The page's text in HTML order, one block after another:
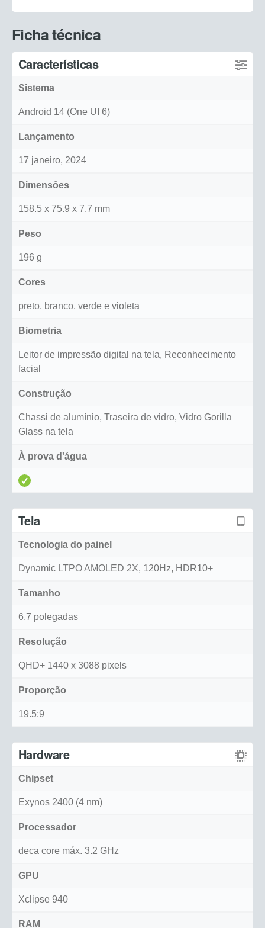
Ficha técnica
Características
Sistema
Android 14 (One UI 6)
Lançamento
17 janeiro, 2024
Dimensões
158.5 x 75.9 x 7.7 mm
Peso
196 g
Cores
preto, branco, verde e violeta
Biometria
Leitor de impressão digital na tela, Reconhecimento
facial
Construção
Chassi de alumínio, Traseira de vidro, Vidro Gorilla
Glass na tela
À prova d'água
Tela
Tecnologia do painel
Dynamic LTPO AMOLED 2X, 120Hz, HDR10+
Tamanho
6,7 polegadas
Resolução
QHD+ 1440 x 3088 pixels
Proporção
19.5:9
Hardware
Chipset
Exynos 2400 (4 nm)
Processador
deca core máx. 3.2 GHz
GPU
Xclipse 940
RAM